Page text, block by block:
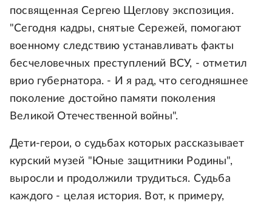
посвященная Сергею Щеглову экспозиция.
"Сегодня кадры, снятые Сережей, помогают
военному следствию устанавливать факты
бесчеловечных преступлений ВСУ, - отметил
врио губернатора. - И я рад, что сегодняшнее
поколение достойно памяти поколения
Великой Отечественной войны".
Дети-герои, о судьбах которых рассказывает
курский музей "Юные защитники Родины",
выросли и продолжили трудиться. Судьба
каждого - целая история. Вот, к примеру,